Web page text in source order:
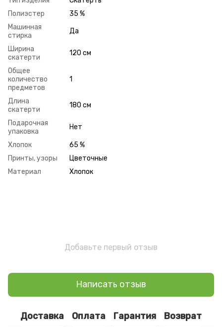
Полиэстер
35 %
Машинная
стирка
Да
Ширина
скатерти
120 см
Общее
количество
предметов
1
Длина
скатерти
180 см
Подарочная
упаковка
Нет
Хлопок
65 %
Принты, узоры
Цветочные
Материал
Хлопок
Добавьте первый отзыв
Написать отзыв
Доставка Оплата Гарантия Возврат